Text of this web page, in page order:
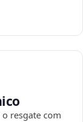
resgate com